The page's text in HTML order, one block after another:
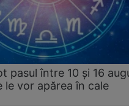
pasul între 10 și 16
vor apărea în cale